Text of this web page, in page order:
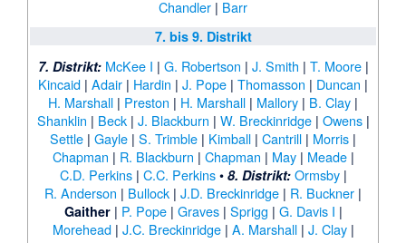
Chandler | Barr
7. bis 9. Distrikt
7. Distrikt: McKee I | G. Robertson | J. Smith | T. Moore|
Kincaid | Adair | Hardin | J. Pope | Thomasson | Duncan |
H. Marshall | Preston | H. Marshall | Mallory | B. Clay |
Shanklin | Beck| J. Blackburn | W. Breckinridge| Owens|
Settle | Gayle | S. Trimble | Kimball | Cantrill | Morris |
Chapman | R. Blackburn | Chapman | May| Meade|
C.D. Perkins| C.C. Perkins• 8. Distrikt: Ormsby|
R. Anderson | Bullock | J.D. Breckinridge | R. Buckner |
Gaither| P. Pope| Graves| Sprigg | G. Davis I |
Morehead| J.C. Breckinridge| A. Marshall| J. Clay|